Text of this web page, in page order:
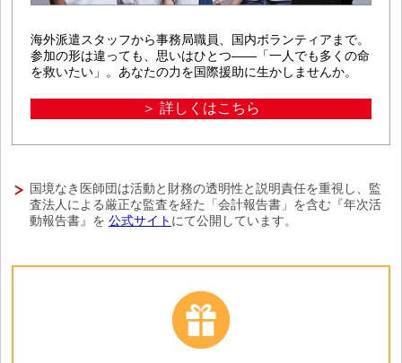
海外派遣スタッフから事務局職員、国内ボランティアまで。
参加の形は違っても、思いはひとつ――「一人でも多くの命
を救いたい」。あなたの力を国際援助に生かしませんか。
＞ 詳しくはこちら
国境なき医師団は活動と財務の透明性と説明責任を重視し、監
査法人による厳正な監査を経た「会計報告書」を含む『年次活
動報告書』を 公式サイト にて公開しています。